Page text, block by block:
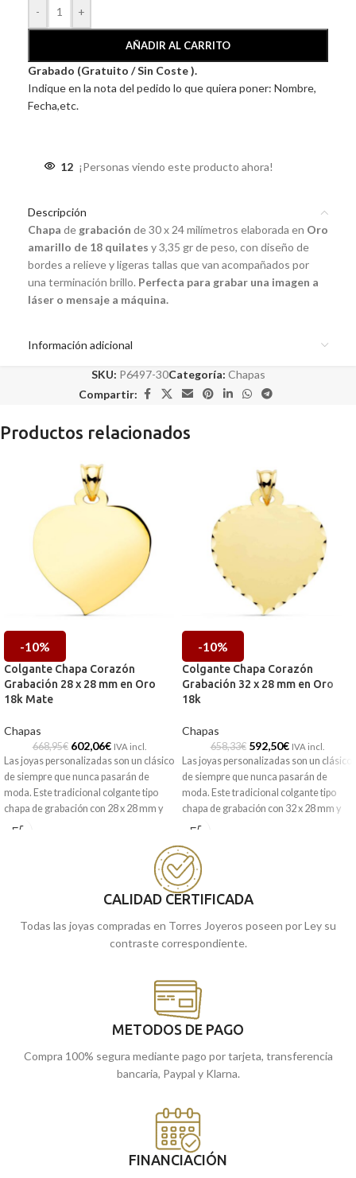
-
+
AÑADIR AL CARRITO
Grabado (Gratuito / Sin Coste ).
Indique en la nota del pedido lo que quiera poner: Nombre,
Fecha,etc.
12 ¡Personas viendo este producto ahora!
Descripción
Chapa de grabación de 30 x 24 milímetros elaborada en Oro
amarillo de 18 quilates y 3,35 gr de peso, con diseño de
bordes a relieve y ligeras tallas que van acompañados por
una terminación brillo. Perfecta para grabar una imagen a
láser o mensaje a máquina.
Información adicional
SKU: P6497-30Categoría: Chapas
Compartir:
Productos relacionados
-10%
Colgante Chapa Corazón
Grabación 28 x 28 mm en Oro
18k Mate
Chapas
668,95€ 602,06€ IVA incl.
Las joyas personalizadas son un clásico
de siempre que nunca pasarán de
moda. Este tradicional colgante tipo
chapa de grabación con 28 x 28 mm y
realizada en Oro amarillo de 18
de corazón matizada. Joya que está
tiendas de Málaga y Melilla, o si lo
prefieres, encargarla online y te la
-10%
Colgante Chapa Corazón
Grabación 32 x 28 mm en Oro
18k
Chapas
658,33€ 592,50€ IVA incl.
Las joyas personalizadas son un clásico
de siempre que nunca pasarán de
moda. Este tradicional colgante tipo
chapa de grabación con 32 x 28 mm y
realizada en Oro amarillo de 18
de corazón con bordes tallados. Joya
que está pensada para llevar grabada
una imagen o el mensaje que quieras.
tiendas de Málaga y Melilla, o si lo
prefieres, encargarla online y te la
CALIDAD CERTIFICADA
Todas las joyas compradas en Torres Joyeros poseen por Ley su
contraste correspondiente.
METODOS DE PAGO
Compra 100% segura mediante pago por tarjeta, transferencia
bancaria, Paypal y Klarna.
FINANCIACIÓN